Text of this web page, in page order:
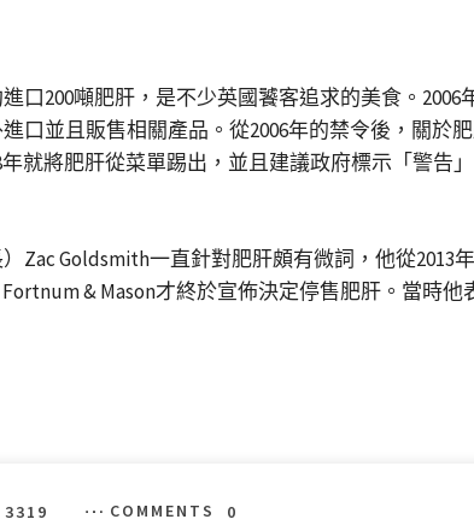
口200噸肥肝，是不少英國饕客追求的美食。
口並且販售相關產品。從2006年的禁令後，關於
就將肥肝從菜單踢出，並且建議政府標示「警
Zac Goldsmith一直針對肥肝頗有微詞，他從
& Mason才終於宣佈決定停售肥肝。當時
3319 COMMENTS 0